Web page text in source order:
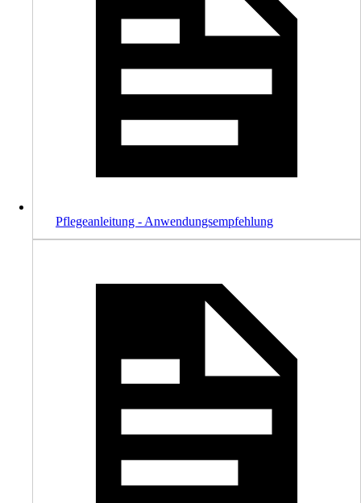
Pflegeanleitung - Anwendungsempfehlung